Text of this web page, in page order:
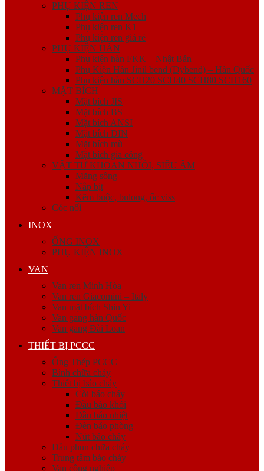
PHỤ KIỆN REN
Phụ kiện ren Mech
Phụ kiện ren K1
Phụ kiện ren giá rẻ
PHỤ KIỆN HÀN
Phụ kiện hàn FKK – Nhật Bản
Phụ Kiện Hàn Jinil bend (Dybend) – Hàn Quốc
Phụ kiện hàn SCH20 SCH40 SCH80 SCH160
MẶT BÍCH
Mặt bích JIS
Mặt bích BS
Mặt bích ANSI
Mặt bích DIN
Mặt bích mù
Mặt bích gia công
VẬT TƯ KHOAN NHỒI, SIÊU ÂM
Măng sông
Nắp bịt
Kẽm buộc, bulong, ốc viss
Cóc nối
INOX
ỐNG INOX
PHỤ KIỆN INOX
VAN
Van ren Minh Hòa
Van ren Giacomini – Italy
Van mặt bích Shin Yi
Van gang hàn Quốc
Van gang Đài Loan
THIẾT BỊ PCCC
Ống Thép PCCC
Bình chữa cháy
Thiết bị báo cháy
Còi báo cháy
Đầu báo khói
Đầu báo nhiệt
Đèn báo phòng
Nút báo cháy
Đầu phun chữa cháy
Trung tâm báo cháy
Van công nghiệp